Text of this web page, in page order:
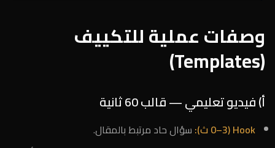
وصفات عملية للتكييف
(Templates)
أ) فيديو تعليمي — قالب 60 ثانية
Hook (0–3 ث):
سؤال حاد مرتبط بالمقال.